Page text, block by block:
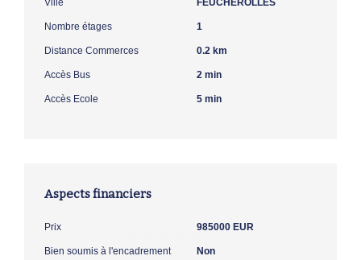
Nombre étages 1
Distance Commerces 0.2 km
Accès Bus 2 min
Accès Ecole 5 min
Aspects financiers
Prix 985000 EUR
Bien soumis à l'encadrement
Non